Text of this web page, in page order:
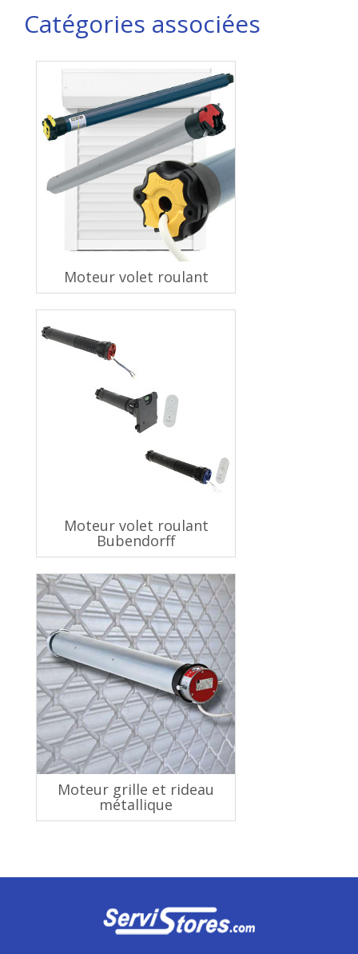
Catégories associées
Moteur volet roulant
Moteur volet roulant
Bubendorff
Moteur grille et rideau
métallique